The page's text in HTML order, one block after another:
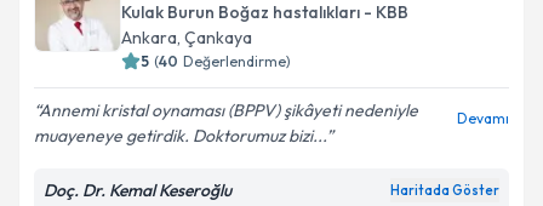
Kulak Burun Boğaz hastalıkları - KBB
Ankara, Çankaya
5 (40 Değerlendirme)
Annemi kristal oynaması (BPPV) şikâyeti nedeniyle
muayeneye getirdik. Doktorumuz bizi...
Devamı
Doç. Dr. Kemal Keseroğlu Haritada Göster